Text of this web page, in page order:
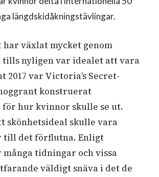
längdskidåkningstävlingar.
växlat mycket genom
nyligen var idealet att vara
2017 var Victoria’s Secret-
konstruerat
för hur kvinnor skulle se ut.
skönhetsideal skulle vara
till det förflutna. Enligt
tidningar och vissa
väldigt snäva i det de